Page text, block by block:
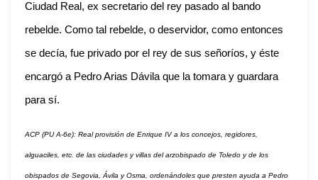
Ciudad Real, ex secretario del rey pasado al bando
rebelde. Como tal rebelde, o deservidor, como entonces
se decía, fue privado por el rey de sus señoríos, y éste
encargó a Pedro Arias Dávila que la tomara y guardara
para sí.
ACP (PU A-6e): Real provisión de Enrique IV a los concejos, regidores,
alguaciles, etc. de las ciudades y villas del arzobispado de Toledo y de los
obispados de Segovia, Ávila y Osma, ordenándoles que presten ayuda a Pedro